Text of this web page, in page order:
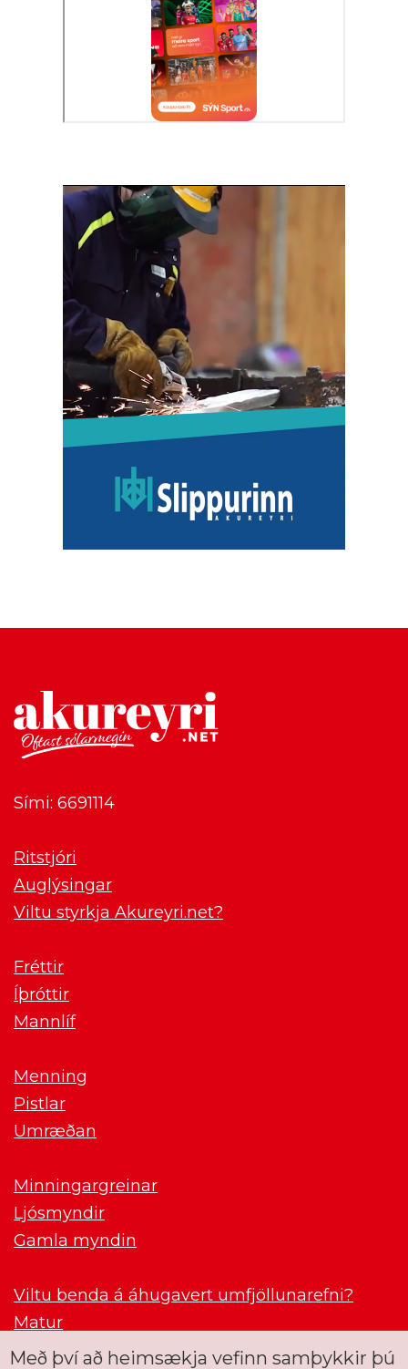
Sími: 6691114
Ritstjóri
Auglýsingar
Viltu styrkja Akureyri.net?
Fréttir
Íþróttir
Mannlíf
Menning
Pistlar
Umræðan
Minningargreinar
Ljósmyndir
Gamla myndin
Viltu benda á áhugavert umfjöllunarefni?
Matur
Með því að heimsækja vefinn samþykkir þú